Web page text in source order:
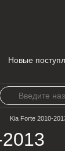
Новые
Kia Forte 2010-